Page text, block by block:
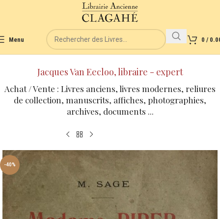
Menu 0 /
Jacques Van Eecloo, libraire - expert
Achat / Vente : Livres anciens, livres modernes, reliures
de collection, manuscrits, affiches, photographies,
archives, documents ...
-40%